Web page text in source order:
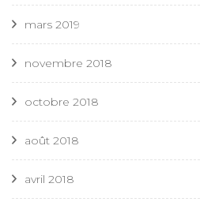
mars 2019
novembre 2018
octobre 2018
août 2018
avril 2018